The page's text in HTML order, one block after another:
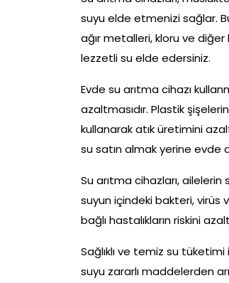
suyu elde etmenizi sağlar.
ağır metalleri, kloru ve
lezzetli su elde edersiniz.
Evde su arıtma cihazı
azaltmasıdır. Plastik
kullanarak atık üretimini
su satın almak yerine evde
Su arıtma cihazları, ailelerin
suyun içindeki bakteri, virüs
bağlı hastalıkların riskini
Sağlıklı ve temiz su
suyu zararlı maddelerden